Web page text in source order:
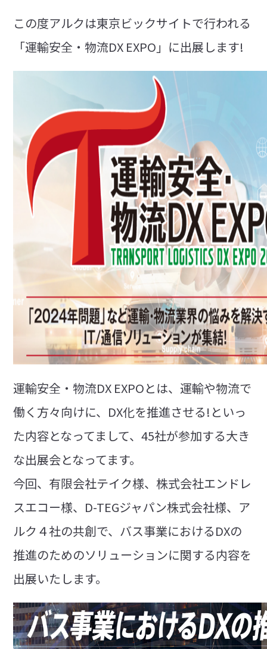
この度アルクは東京ビックサイトで行われる
「運輸安全・物流DX EXPO」に出展します!
運輸安全・物流DX EXPOとは、運輸や物流で
働く方々向けに、DX化を推進させる!といっ
た内容となってまして、45社が参加する大き
な出展会となってます。
今回、有限会社テイク様、株式会社エンドレ
スエコー様、D-TEGジャパン株式会社様、ア
ルク４社の共創で、バス事業におけるDXの
推進のためのソリューションに関する内容を
出展いたします。